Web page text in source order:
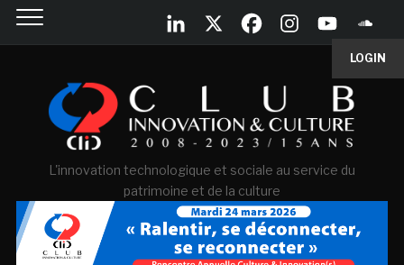
LOGIN
L'innovation technologique et sociale au service du
patrimoine et de la culture